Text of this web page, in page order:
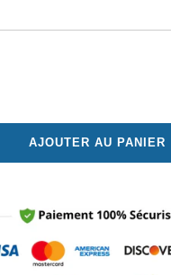
AJOUTER AU PANIER